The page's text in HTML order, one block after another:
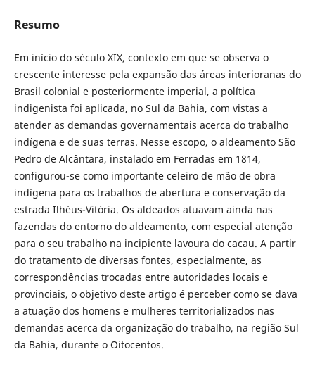
Resumo
Em início do século XIX, contexto em que se observa o
crescente interesse pela expansão das áreas interioranas do
Brasil colonial e posteriormente imperial, a política
indigenista foi aplicada, no Sul da Bahia, com vistas a
atender as demandas governamentais acerca do trabalho
indígena e de suas terras. Nesse escopo, o aldeamento São
Pedro de Alcântara, instalado em Ferradas em 1814,
configurou-se como importante celeiro de mão de obra
indígena para os trabalhos de abertura e conservação da
estrada Ilhéus-Vitória. Os aldeados atuavam ainda nas
fazendas do entorno do aldeamento, com especial atenção
para o seu trabalho na incipiente lavoura do cacau. A partir
do tratamento de diversas fontes, especialmente, as
correspondências trocadas entre autoridades locais e
provinciais, o objetivo deste artigo é perceber como se dava
a atuação dos homens e mulheres territorializados nas
demandas acerca da organização do trabalho, na região Sul
da Bahia, durante o Oitocentos.